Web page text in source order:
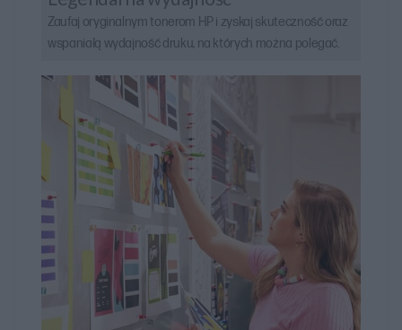
Zaufaj oryginalnym tonerom HP i zyskaj skuteczność oraz
wspaniałą wydajność druku, na których można polegać.